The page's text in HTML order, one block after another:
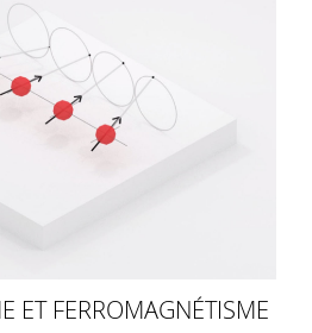
ET FERROMAGNÉTISME